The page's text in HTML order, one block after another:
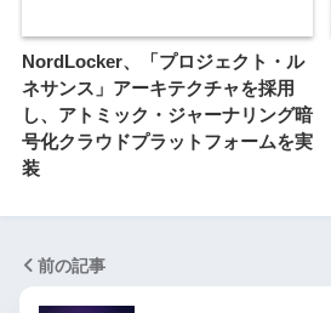
NordLocker、「プロジェクト・ル
ネサンス」アーキテクチャを採用
し、アトミック・ジャーナリング暗
号化クラウドプラットフォームを実
装
前の記事